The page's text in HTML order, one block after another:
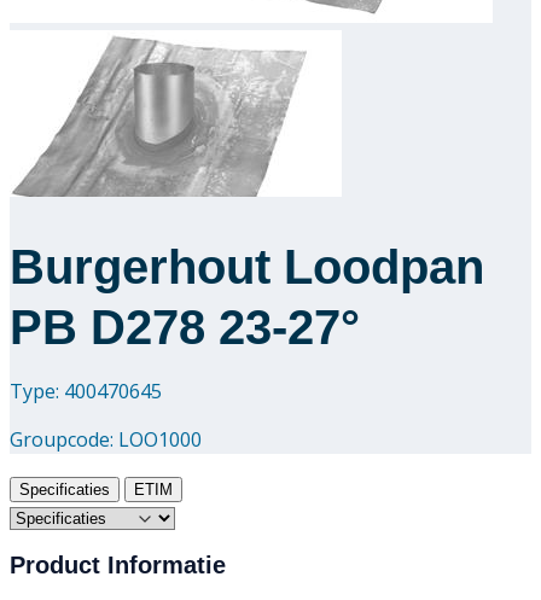
Over ons
Contact
Burgerhout Loodpan
PB D278 23-27°
Type: 400470645
Groupcode: LOO1000
Specificaties ETIM
Product Informatie